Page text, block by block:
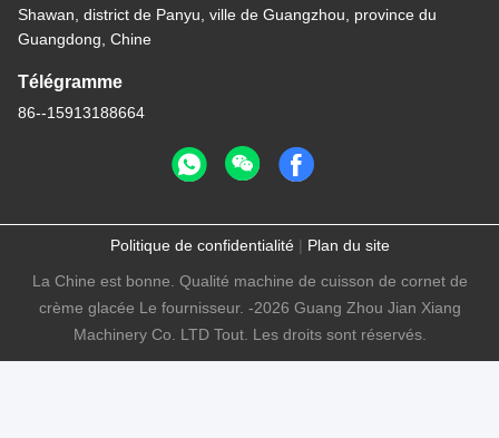
Shawan, district de Panyu, ville de Guangzhou, province du
Guangdong, Chine
Télégramme
86--15913188664
Politique de confidentialité| Plan du site
La Chine est bonne. Qualité machine de cuisson de cornet de
crème glacée Le fournisseur. -2026 Guang Zhou Jian Xiang
Machinery Co. LTD Tout. Les droits sont réservés.